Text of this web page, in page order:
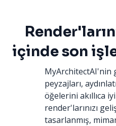
içinde son
MyArchitectAI'nin
peyzajları,
öğelerini akıllıca
render'larınızı
tasarlanmış,